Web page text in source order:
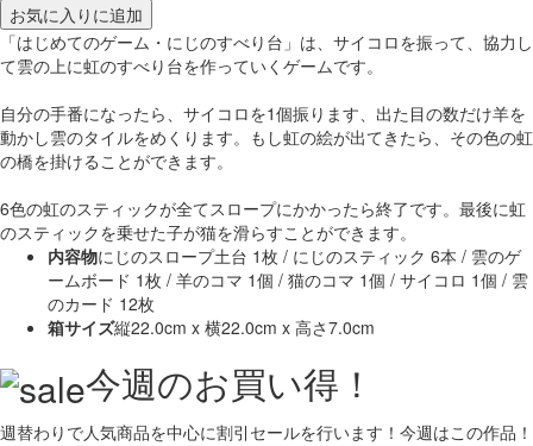
お気に入りに追加
「はじめてのゲーム・にじのすべり台」は、サイコロを振って、協力し
て雲の上に虹のすべり台を作っていくゲームです。
自分の手番になったら、サイコロを1個振ります、出た目の数だけ羊を
動かし雲のタイルをめくります。もし虹の絵が出てきたら、その色の虹
の橋を掛けることができます。
6色の虹のスティックが全てスロープにかかったら終了です。最後に虹
のスティックを乗せた子が猫を滑らすことができます。
内容物にじのスロープ土台 1枚 / にじのスティック 6本 / 雲のゲ
ームボード 1枚 / 羊のコマ 1個 / 猫のコマ 1個 / サイコロ 1個 / 雲
のカード 12枚
箱サイズ縦22.0cm x 横22.0cm x 高さ7.0cm
今週のお買い得！
週替わりで人気商品を中心に割引セールを行います！今週はこの作品！